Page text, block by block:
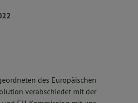
des Europäischen
verabschiedet mit der